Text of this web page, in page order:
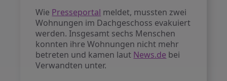
Wie Presseportal meldet, mussten zwei
Wohnungen im Dachgeschoss evakuiert
werden. Insgesamt sechs Menschen
konnten ihre Wohnungen nicht mehr
betreten und kamen laut News.de bei
Verwandten unter.